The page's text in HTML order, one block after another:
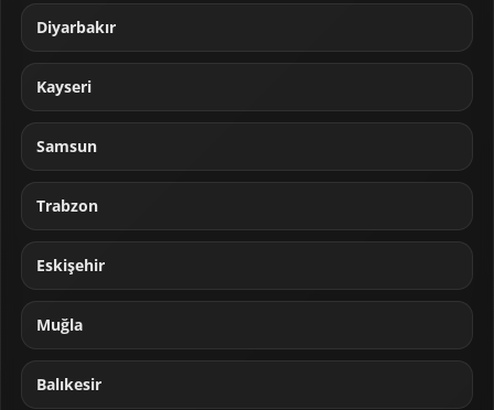
Diyarbakır
Kayseri
Samsun
Trabzon
Eskişehir
Muğla
Balıkesir